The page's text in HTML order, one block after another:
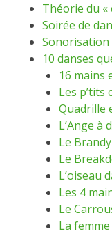
contenu
principal
Théorie du «
Soirée de
Sonorisation
10 danses
16 mains
Les p’tits
Quadrille
L’Ange à
Le Brandy
Le
L’oiseau
Les 4
Le
La